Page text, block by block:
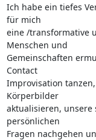
Ich habe ein tiefes
für mich
eine /transformative
Menschen und
Gemeinschaften
Contact
Improvisation
Körperbilder
aktualisieren, unsere
persönlichen
Fragen nachgehen